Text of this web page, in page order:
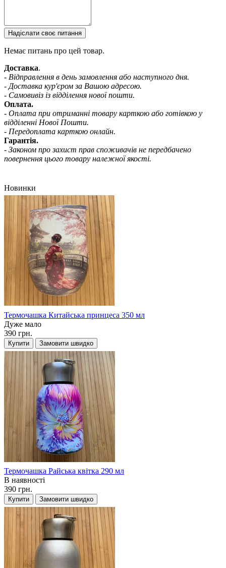
Надіслати своє питання
Немає питань про цей товар.
Доставка.
- Відправлення в день замовлення або наступного дня.
- Доставка кур'єром за Вашою адресою.
- Самовивіз із відділення нової пошти.
Оплата.
- Оплата при отриманні товару карткою або готівкою у
відділенні Нової Пошти.
- Передоплата карткою онлайн.
Гарантія.
- Законом про захист прав споживачів не передбачено
повернення цього товару належної якості.
Новинки
Термочашка Китайська принцеса 350 мл
Дуже мало
390 грн.
Купити Замовити швидко
Термочашка Райська квітка 290 мл
В наявності
390 грн.
Купити Замовити швидко